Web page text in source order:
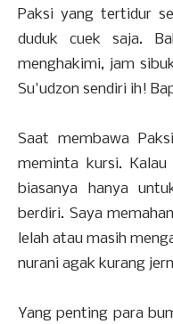
Paksi yang tertidur
duduk cuek saja.
menghakimi, jam
Su'udzon sendiri ih!
Saat membawa
meminta kursi.
biasanya hanya
berdiri. Saya
lelah atau masih
nurani agak kurang
Yang penting para